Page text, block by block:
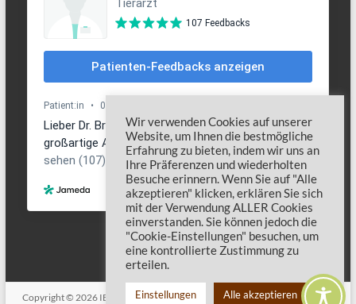
Copyright © 2026 IBD Hund. Alle Rechte vorbehalten. ThemeSpacious von
Wir verwenden Cookies auf unserer
Website, um Ihnen die bestmögliche
Erfahrung zu bieten, indem wir uns an
Ihre Präferenzen und wiederholten
Besuche erinnern. Wenn Sie auf "Alle
akzeptieren" klicken, erklären Sie sich
mit der Verwendung ALLER Cookies
einverstanden. Sie können jedoch die
"Cookie-Einstellungen" besuchen, um
eine kontrollierte Zustimmung zu
erteilen.
Einstellungen Alle akzeptieren